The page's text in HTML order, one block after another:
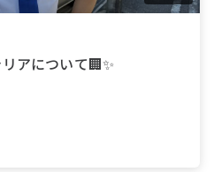
アについて🏢✨